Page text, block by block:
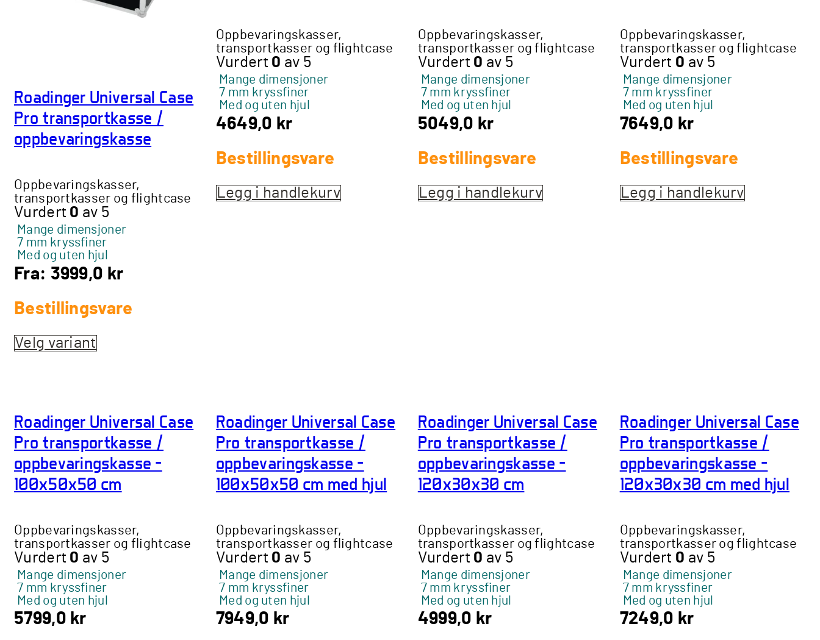
Roadinger Universal Case
Pro transportkasse /
oppbevaringskasse
Oppbevaringskasser,
transportkasser og flightcase
Vurdert 0 av 5
Mange dimensjoner
7 mm kryssfiner
Med og uten hjul
Fra: 3999,0 kr
Bestillingsvare
Velg variant
Alternativene
kan
velges
på
produktsiden
Oppbevaringskasser,
transportkasser og flightcase
Vurdert 0 av 5
Mange dimensjoner
7 mm kryssfiner
Med og uten hjul
4649,0 kr
Bestillingsvare
Legg i handlekurv
Oppbevaringskasser,
transportkasser og flightcase
Vurdert 0 av 5
Mange dimensjoner
7 mm kryssfiner
Med og uten hjul
5049,0 kr
Bestillingsvare
Legg i handlekurv
Oppbevaringskasser,
transportkasser og flightcase
Vurdert 0 av 5
Mange dimensjoner
7 mm kryssfiner
Med og uten hjul
7649,0 kr
Bestillingsvare
Legg i handlekurv
Roadinger Universal Case
Pro transportkasse /
oppbevaringskasse –
100x50x50 cm
Oppbevaringskasser,
transportkasser og flightcase
Vurdert 0 av 5
Mange dimensjoner
7 mm kryssfiner
Med og uten hjul
5799,0 kr
Roadinger Universal Case
Pro transportkasse /
oppbevaringskasse –
100x50x50 cm med hjul
Oppbevaringskasser,
transportkasser og flightcase
Vurdert 0 av 5
Mange dimensjoner
7 mm kryssfiner
Med og uten hjul
7949,0 kr
Roadinger Universal Case
Pro transportkasse /
oppbevaringskasse –
120x30x30 cm
Oppbevaringskasser,
transportkasser og flightcase
Vurdert 0 av 5
Mange dimensjoner
7 mm kryssfiner
Med og uten hjul
4999,0 kr
Roadinger Universal Case
Pro transportkasse /
oppbevaringskasse –
120x30x30 cm med hjul
Oppbevaringskasser,
transportkasser og flightcase
Vurdert 0 av 5
Mange dimensjoner
7 mm kryssfiner
Med og uten hjul
7249,0 kr